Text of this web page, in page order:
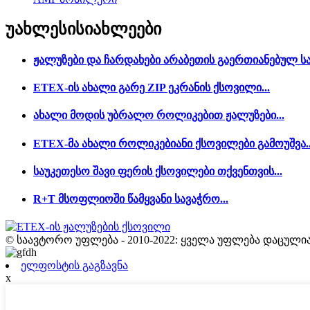
უახლესისიახლეები
ჟალუზები და ჩარდახები არაბეთის გაერთიანებულ
ETEX-ის ახალი გარე ZIP ეკრანის ქსოვილი...
ახალი მოდის უბრალო როლიკებით ჟალუზები...
ETEX-მა ახალი როლიკებიანი ქსოვილები
საუკეთესო შავი ფერის ქსოვილები თქვენთვის...
R+T მსოფლიოში წამყვანი სავაჭრო...
© საავტორო უფლება - 2010-2022: ყველა უფლება
ელფოსტის გაგზავნა
x